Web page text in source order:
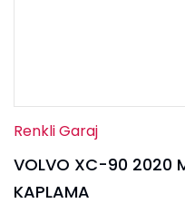
Renkli Garaj
VOLVO XC-90 2020
KAPLAMA